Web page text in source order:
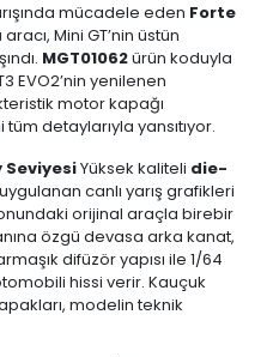
mücadele eden Forte
Mini GT’nin üstün
MGT01062ürün koduyla
EVO2’nin yenilenen
motor kapağı
detaylarıyla yansıtıyor.
SeviyesiYüksek kaliteli die-
canlı yarış grafikleri
orijinal araçla birebir
özgü devasa arka kanat,
difüzör yapısı ile 1/64
hissi verir. Kauçuk
modelin teknik